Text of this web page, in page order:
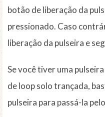
botão de liberação da
pressionado. Caso
liberação da pulseira e
Se você tiver uma
de loop solo trançada,
pulseira para passá-la